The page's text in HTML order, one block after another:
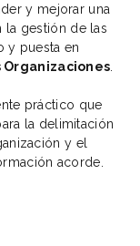
y mejorar una
la gestión de las
y puesta en
Organizaciones
práctico que
la delimitación
y el
acorde.